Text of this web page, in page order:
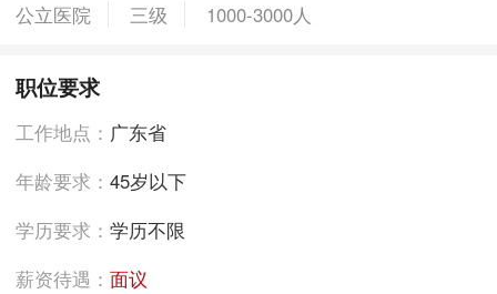
公立医院
三级 1000-3000人
职位要求
工作地点： 广东省
年龄要求：45岁以下
学历要求：学历不限
薪资待遇：面议